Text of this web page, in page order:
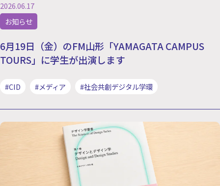
2026.06.17
お知らせ
6月19日（金）のFM山形「YAMAGATA CAMPUS
TOURS」に学生が出演します
#CID #メディア #社会共創デジタル学環